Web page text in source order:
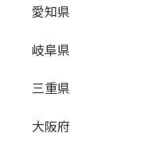
愛知県
岐阜県
三重県
大阪府